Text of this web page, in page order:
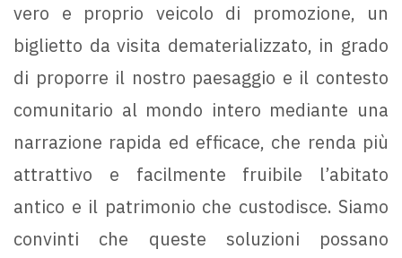
vero e proprio veicolo di promozione, un
biglietto da visita dematerializzato, in grado
di proporre il nostro paesaggio e il contesto
comunitario al mondo intero mediante una
narrazione rapida ed efficace, che renda più
attrattivo e facilmente fruibile l’abitato
antico e il patrimonio che custodisce. Siamo
convinti che queste soluzioni possano